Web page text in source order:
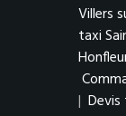
Villers
taxi
|